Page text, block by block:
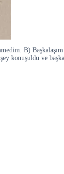
B)
konuşuldu ve başka